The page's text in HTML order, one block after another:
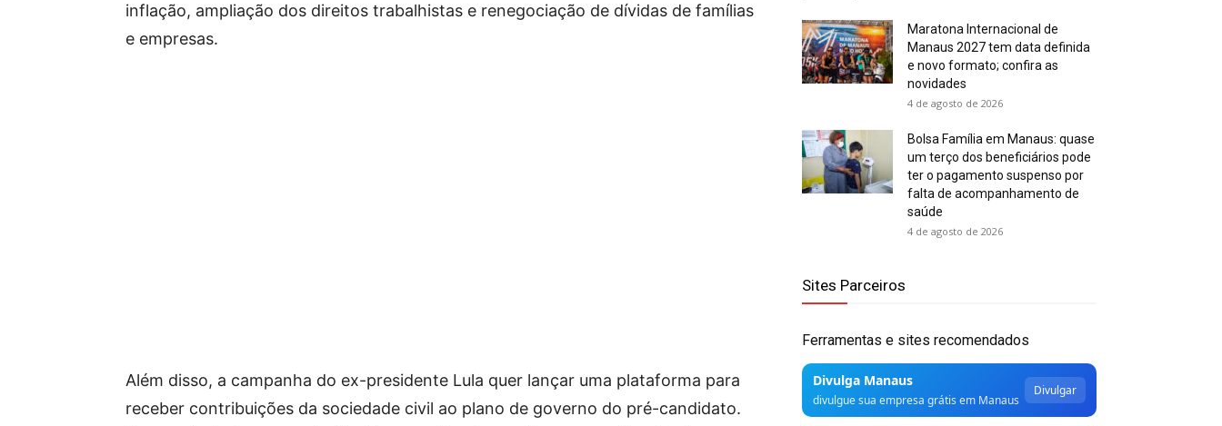
inflação, ampliação dos direitos trabalhistas e renegociação de dívidas de famílias
e empresas.
Além disso, a campanha do ex-presidente Lula quer lançar uma plataforma para
receber contribuições da sociedade civil ao plano de governo do pré-candidato.
Maratona Internacional de
Manaus 2027 tem data definida
e novo formato; confira as
novidades
4 de agosto de 2026
Bolsa Família em Manaus: quase
um terço dos beneficiários pode
ter o pagamento suspenso por
falta de acompanhamento de
saúde
4 de agosto de 2026
Sites Parceiros
Ferramentas e sites recomendados
Divulga Manaus
divulgue sua empresa grátis em Manaus
Divulgar